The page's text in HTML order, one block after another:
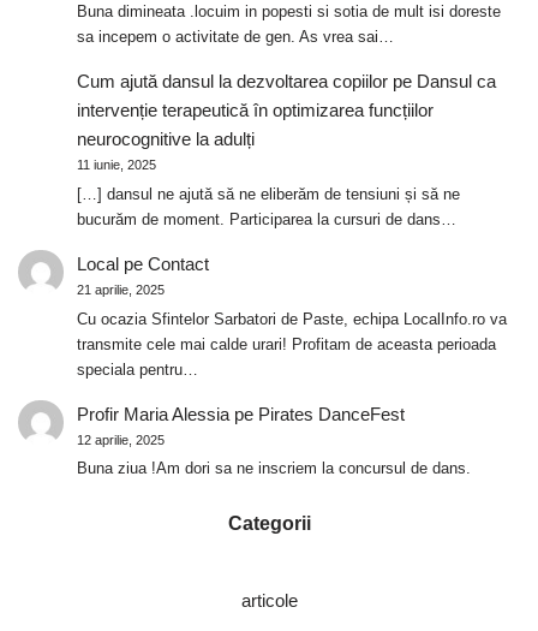
Buna dimineata .locuim in popesti si sotia de mult isi doreste
sa incepem o activitate de gen. As vrea sai…
Cum ajută dansul la dezvoltarea copiilorpe Dansul ca
intervenție terapeutică în optimizarea funcțiilor
neurocognitive la adulți
11 iunie, 2025
[…] dansul ne ajută să ne eliberăm de tensiuni și să ne
bucurăm de moment. Participarea la cursuri de dans…
Localpe Contact
21 aprilie, 2025
Cu ocazia Sfintelor Sarbatori de Paste, echipa LocalInfo.ro va
transmite cele mai calde urari! Profitam de aceasta perioada
speciala pentru…
Profir Maria Alessiape Pirates DanceFest
12 aprilie, 2025
Buna ziua !Am dori sa ne inscriem la concursul de dans.
Categorii
articole